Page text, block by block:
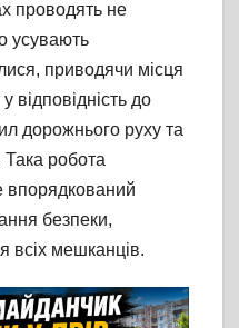
проводять не
усувають
приводячи місця
відповідність до
дорожнього руху та
Така робота
впорядкований
безпеки,
всіх мешканців.